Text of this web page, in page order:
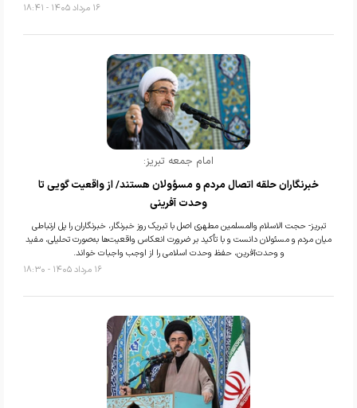
۱۶ مرداد ۱۴۰۵ - ۱۸:۴۱
امام جمعه تبریز:
خبرنگاران حلقه اتصال مردم و مسؤولان هستند/ از واقعیت گویی تا
وحدت آفرینی
تبریز- حجت الاسلام والمسلمین مطهری اصل با تبریک روز خبرنگار، خبرنگاران را پل ارتباطی
میان مردم و مسئولان دانست و با تأکید بر ضرورت انعکاس واقعیت‌ها به‌صورت تحلیلی، مفید
و وحدت‌آفرین، حفظ وحدت اسلامی را از اوجب واجبات خواند.
۱۶ مرداد ۱۴۰۵ - ۱۸:۳۰